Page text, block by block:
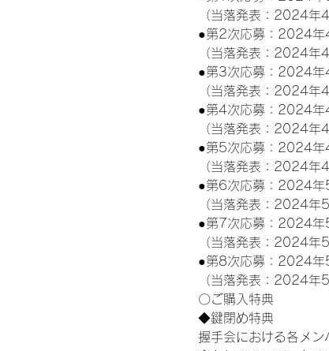
（当落発表：2024年
●第2次応募：2024
（当落発表：2024年
●第3次応募：2024
（当落発表：2024年
●第4次応募：2024
（当落発表：2024年
●第5次応募：2024
（当落発表：2024年
●第6次応募：2024
（当落発表：2024年
●第7次応募：2024
（当落発表：2024年
●第8次応募：2024
（当落発表：2024年
〇ご購入特典
◆鍵閉め特典
握手会における各メ